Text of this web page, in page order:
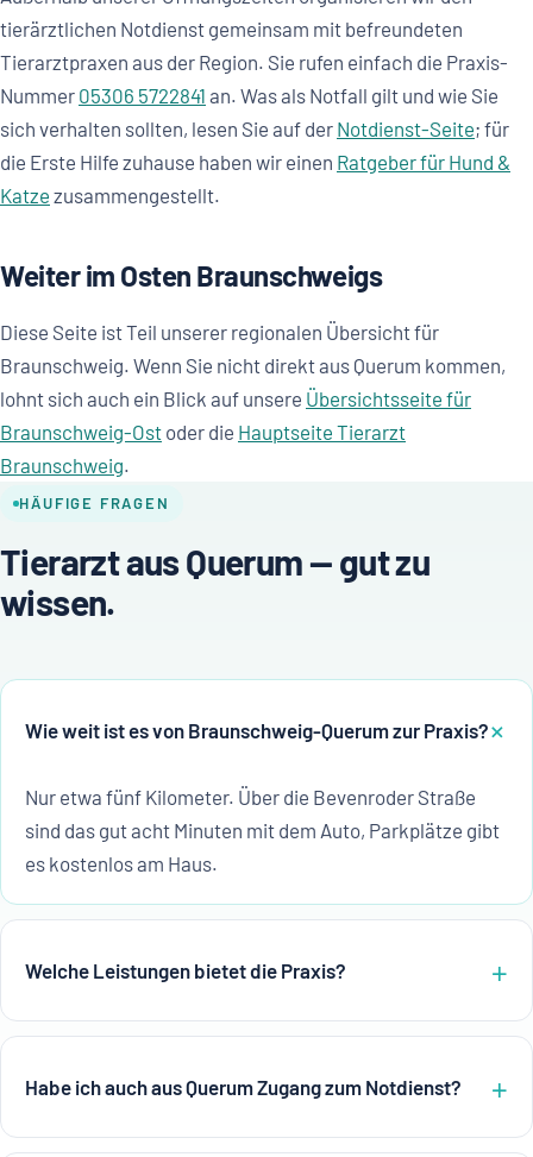
tierärztlichen Notdienst gemeinsam mit befreundeten
Tierarztpraxen aus der Region. Sie rufen einfach die Praxis-
Nummer 05306 5722841 an. Was als Notfall gilt und wie Sie
sich verhalten sollten, lesen Sie auf der Notdienst-Seite; für
die Erste Hilfe zuhause haben wir einen Ratgeber für Hund &
Katze zusammengestellt.
Weiter im Osten Braunschweigs
Diese Seite ist Teil unserer regionalen Übersicht für
Braunschweig. Wenn Sie nicht direkt aus Querum kommen,
lohnt sich auch ein Blick auf unsere Übersichtsseite für
Braunschweig-Ost oder die Hauptseite Tierarzt
Braunschweig.
HÄUFIGE FRAGEN
Tierarzt aus Querum — gut zu
wissen.
Wie weit ist es von Braunschweig-Querum zur Praxis?
Nur etwa fünf Kilometer. Über die Bevenroder Straße
sind das gut acht Minuten mit dem Auto, Parkplätze gibt
es kostenlos am Haus.
Welche Leistungen bietet die Praxis?
Habe ich auch aus Querum Zugang zum Notdienst?